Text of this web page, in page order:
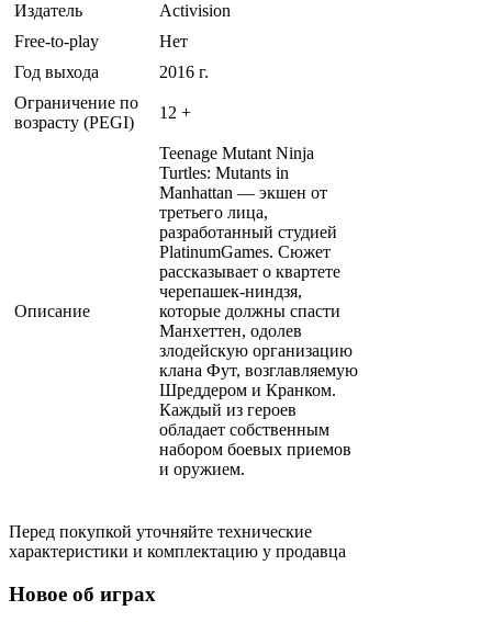
Издатель
Activision
Free-to-play
Нет
Год выхода
2016 г.
Ограничение по
возрасту (PEGI)
12 +
Описание
Teenage Mutant Ninja
Turtles: Mutants in
Manhattan — экшен от
третьего лица,
разработанный студией
PlatinumGames. Сюжет
рассказывает о квартете
черепашек-ниндзя,
которые должны спасти
Манхеттен, одолев
злодейскую организацию
клана Фут, возглавляемую
Шреддером и Кранком.
Каждый из героев
обладает собственным
набором боевых приемов
и оружием.
Перед покупкой уточняйте технические
характеристики и комплектацию у продавца
Новое об играх